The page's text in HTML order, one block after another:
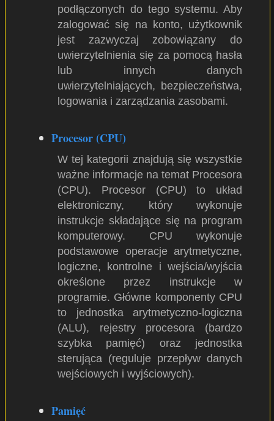
podłączonych do tego systemu. Aby
zalogować się na konto, użytkownik
jest zazwyczaj zobowiązany do
uwierzytelnienia się za pomocą hasła
lub innych danych
uwierzytelniających, bezpieczeństwa,
logowania i zarządzania zasobami.
Procesor (CPU)
W tej kategorii znajdują się wszystkie
ważne informacje na temat Procesora
(CPU). Procesor (CPU) to układ
elektroniczny, który wykonuje
instrukcje składające się na program
komputerowy. CPU wykonuje
podstawowe operacje arytmetyczne,
logiczne, kontrolne i wejścia/wyjścia
określone przez instrukcje w
programie. Główne komponenty CPU
to jednostka arytmetyczno-logiczna
(ALU), rejestry procesora (bardzo
szybka pamięć) oraz jednostka
sterująca (reguluje przepływ danych
wejściowych i wyjściowych).
Pamięć